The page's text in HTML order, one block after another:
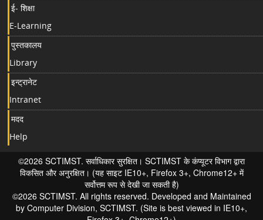
ई- शिक्षा
E-Learning
पुस्तकालय
Library
इन्ट्रानेट
Intranet
मदद
Help
©2026 SCTIMST. सर्वाधिकार सुरक्षित। SCTIMST के कंप्यूटर विभाग द्वारा
विकसित और अनुरक्षित। (यह साइट IE10+, Firefox 3+, Chrome12+ में
सर्वोत्तम रूप से देखी जा सकती है)
©2026 SCTIMST. All rights reserved. Developed and Maintained
by Computer Division, SCTIMST. (Site is best viewed in IE10+,